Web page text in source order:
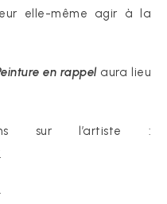
elle-même agir à la
en rappel aura lieu
sur l’artiste :
.